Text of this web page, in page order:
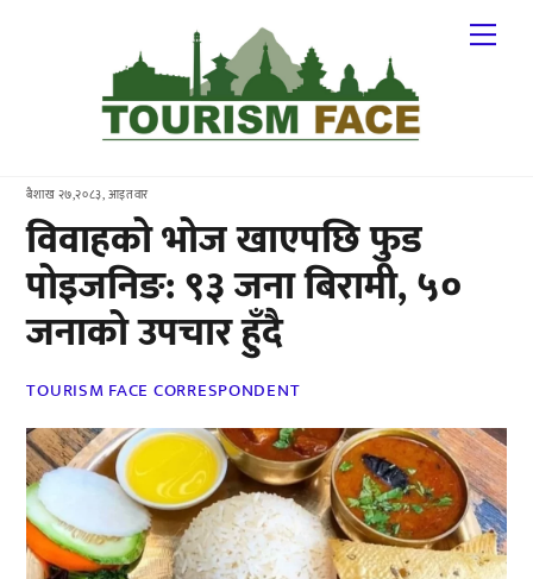
बैशाख २७,२०८३, आइतवार
विवाहको भोज खाएपछि फुड
पोइजनिङ: ९३ जना बिरामी, ५०
जनाको उपचार हुँदै
TOURISM FACE CORRESPONDENT